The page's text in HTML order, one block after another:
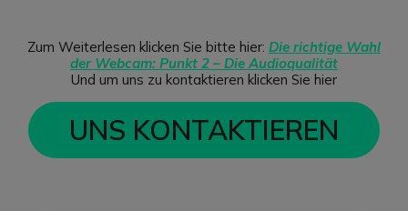
Zum Weiterlesen klicken Sie bitte hier: Die richtige Wahl
der Webcam: Punkt 2 – Die Audioqualität
Und um uns zu kontaktieren klicken Sie hier
UNS KONTAKTIEREN